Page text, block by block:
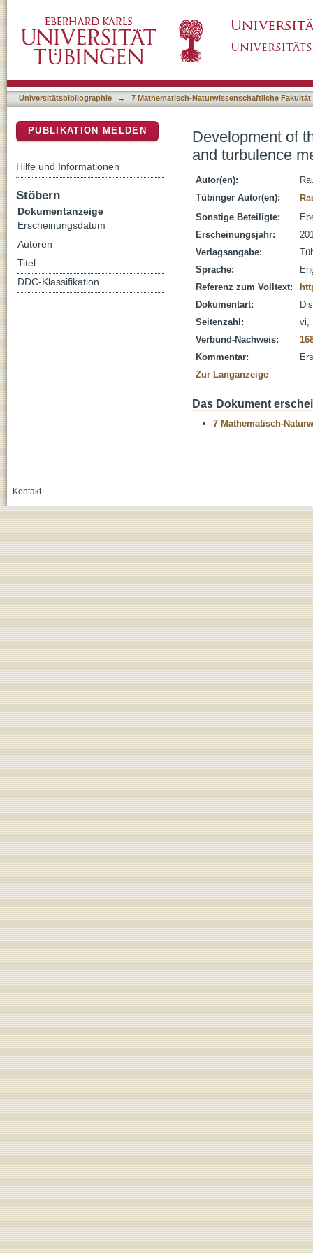
in the atmospheric boundary layer
Universitätsbibliographie → 7 Mathematisch-Naturwissenschaftliche Fakultät
Development of
and turbulence
Autor(en):
Tübinger Autor(en):
Sonstige Beteiligte:
Erscheinungsjahr:
Verlagsangabe:
Sprache:
Referenz zum Volltext:
Dokumentart:
Seitenzahl:
vi,
Verbund-Nachweis:
Kommentar:
Zur Langanzeige
Das Dokument
7 Mathematisch-
PUBLIKATION MELDEN
Hilfe und Informationen
Stöbern
Dokumentanzeige
Erscheinungsdatum
Autoren
Titel
DDC-Klassifikation
Kontakt